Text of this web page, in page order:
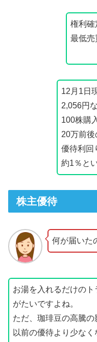
権利確
最低売
（
12月1日
2,056円
100株購
20万前後
優待利回
約1％と
株主優待
何が届いた
お湯を入れるだけのト
がたいですよね。
ただ、珈琲豆の高騰の
以前の優待より少なく